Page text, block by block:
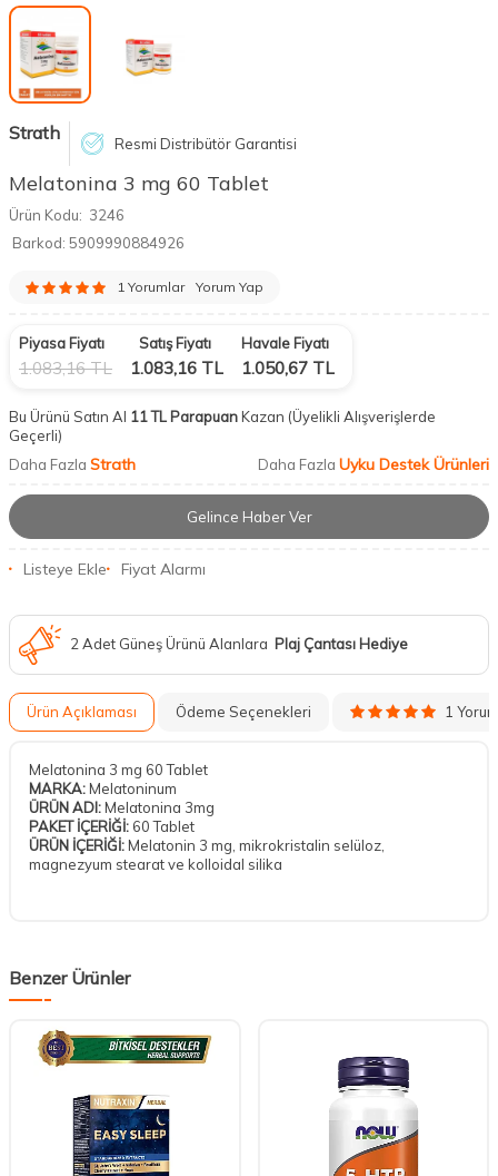
Strath Resmi Distribütör Garantisi
Melatonina 3 mg 60 Tablet
Ürün Kodu: 3246
Barkod: 5909990884926
1 Yorumlar Yorum Yap
Piyasa Fiyatı
1.083,16TL
Satış Fiyatı
1.083,16 TL
Havale Fiyatı
1.050,67 TL
Bu Ürünü Satın Al 11 TL ParapuanKazan (Üyelikli Alışverişlerde
Geçerli)
Daha Fazla Strath Daha Fazla Uyku Destek Ürünleri
Gelince Haber Ver
Listeye Ekle Fiyat Alarmı
2 Adet Güneş Ürünü Alanlara Plaj Çantası Hediye
Ürün Açıklaması Ödeme Seçenekleri 1 Yorum
Melatonina 3 mg 60 Tablet
MARKA:Melatoninum
ÜRÜN ADI:Melatonina 3mg
PAKET İÇERİĞİ: 60 Tablet
ÜRÜN İÇERİĞİ:Melatonin 3 mg, mikrokristalin selüloz,
magnezyum stearat ve kolloidal silika
Benzer Ürünler